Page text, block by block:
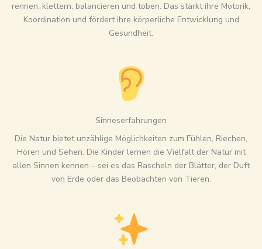
rennen, klettern, balancieren und toben. Das stärkt ihre Motorik,
Koordination und fördert ihre körperliche Entwicklung und
Gesundheit.
Sinneserfahrungen
Die Natur bietet unzählige Möglichkeiten zum Fühlen, Riechen,
Hören und Sehen. Die Kinder lernen die Vielfalt der Natur mit
allen Sinnen kennen – sei es das Rascheln der Blätter, der Duft
von Erde oder das Beobachten von Tieren.